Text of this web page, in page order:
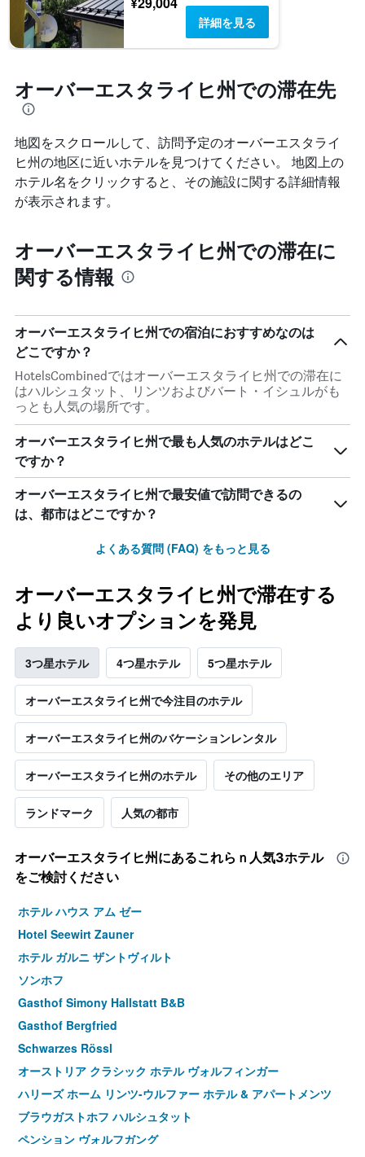
詳細を見る
オーバーエスタライヒ州での滞在先
地図をスクロールして、訪問予定のオーバーエスタライ
ヒ州​の地区に近いホテルを見つけてください。 地図上の
ホテル名をクリックすると、その施設に関する詳細情報
が表示されます。
オーバーエスタライヒ州での滞在に
関する情報
オーバーエスタライヒ州での宿泊におすすめなのは
どこですか？
HotelsCombinedではオーバーエスタライヒ州での滞在に
はハルシュタット、リンツおよびバート・イシュルがも
っとも人気の場所です。
オーバーエスタライヒ州で最も人気のホテルはどこ
ですか？
オーバーエスタライヒ州で最安値で訪問できるの
は、都市はどこですか？
よくある質問 (FAQ) をもっと見る
オーバーエスタライヒ州で滞在する
より良いオプションを発見
3つ星ホテル 4つ星ホテル 5つ星ホテル
オーバーエスタライヒ州で今注目のホテル
オーバーエスタライヒ州のバケーションレンタル
オーバーエスタライヒ州のホテル その他のエリア
ランドマーク 人気の都市
オーバーエスタライヒ州​にあるこれらｎ人気3ホテル
をご検討ください
ホテル ハウス アム ゼー
Hotel Seewirt Zauner
ホテル ガルニ ザントヴィルト
ソンホフ
Gasthof Simony Hallstatt B&B
Gasthof Bergfried
Schwarzes Rössl
オーストリア クラシック ホテル ヴォルフィンガー
ハリーズ ホーム リンツ-ウルファー ホテル & アパートメンツ
ブラウガストホフ ハルシュタット
ペンション ヴォルフガング